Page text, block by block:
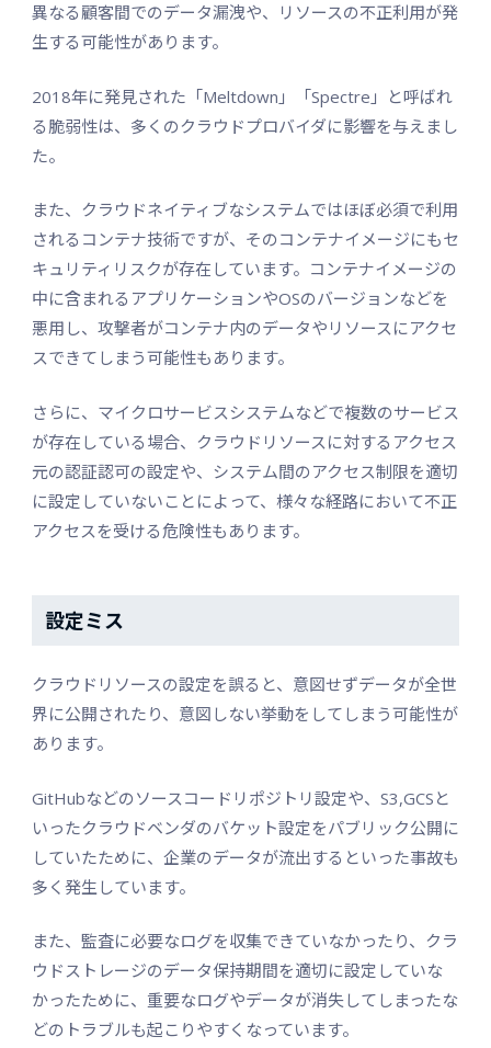
異なる顧客間でのデータ漏洩や、リソースの不正利用が発
生する可能性があります。
2018年に発見された「Meltdown」「Spectre」と呼ばれ
る脆弱性は、多くのクラウドプロバイダに影響を与えまし
た。
また、クラウドネイティブなシステムではほぼ必須で利用
されるコンテナ技術ですが、そのコンテナイメージにもセ
キュリティリスクが存在しています。コンテナイメージの
中に含まれるアプリケーションやOSのバージョンなどを
悪用し、攻撃者がコンテナ内のデータやリソースにアクセ
スできてしまう可能性もあります。
さらに、マイクロサービスシステムなどで複数のサービス
が存在している場合、クラウドリソースに対するアクセス
元の認証認可の設定や、システム間のアクセス制限を適切
に設定していないことによって、様々な経路において不正
アクセスを受ける危険性もあります。
設定ミス
クラウドリソースの設定を誤ると、意図せずデータが全世
界に公開されたり、意図しない挙動をしてしまう可能性が
あります。
GitHubなどのソースコードリポジトリ設定や、S3,GCSと
いったクラウドベンダのバケット設定をパブリック公開に
していたために、企業のデータが流出するといった事故も
多く発生しています。
また、監査に必要なログを収集できていなかったり、クラ
ウドストレージのデータ保持期間を適切に設定していな
かったために、重要なログやデータが消失してしまったな
どのトラブルも起こりやすくなっています。